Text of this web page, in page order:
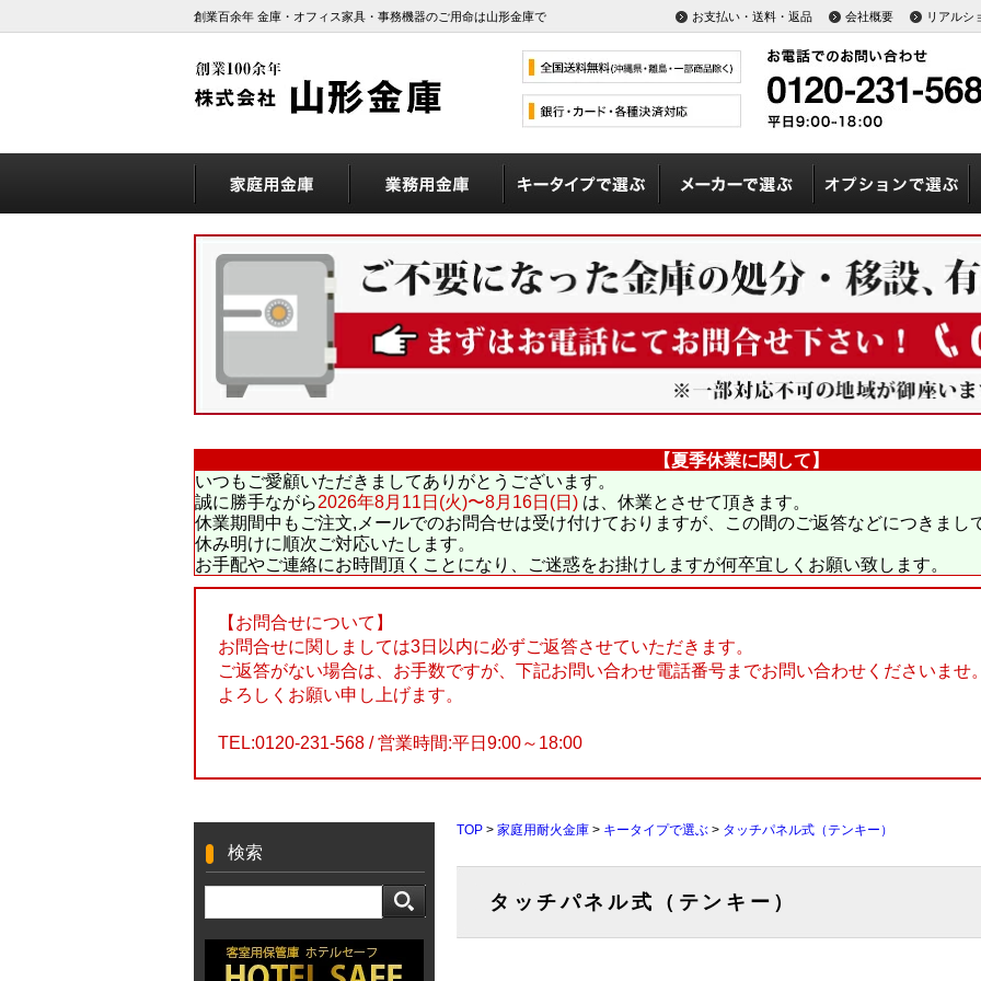
創業百余年 金庫・オフィス家具・事務機器のご用命は山形金庫で お支払い・送料・返品 会社概要 リアルシ
【夏季休業に関して】
いつもご愛顧いただきましてありがとうございます。
誠に勝手ながら2026年8月11日(火)〜8月16日(日) は、休業とさせて頂きます。
休業期間中もご注文,メールでのお問合せは受け付けておりますが、この間のご返答などにつきまし
休み明けに順次ご対応いたします。
お手配やご連絡にお時間頂くことになり、ご迷惑をお掛けしますが何卒宜しくお願い致します。
【お問合せについて】
お問合せに関しましては3日以内に必ずご返答させていただきます。
ご返答がない場合は、お手数ですが、下記お問い合わせ電話番号までお問い合わせくださいませ
よろしくお願い申し上げます。
TEL:0120-231-568 / 営業時間:平日9:00～18:00
検索
TOP > 家庭用耐火金庫 > キータイプで選ぶ > タッチパネル式（テンキー）
タッチパネル式（テンキー）